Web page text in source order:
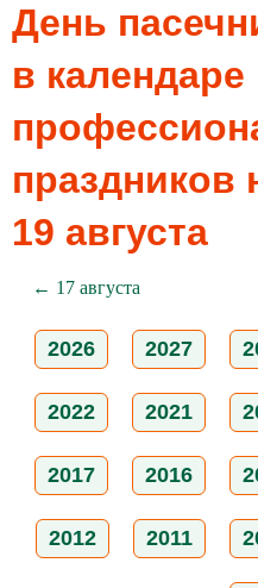
День
в календаре
праздников
19 августа
← 17 августа
2026 2027
2022 2021
2017 2016
2012 2011